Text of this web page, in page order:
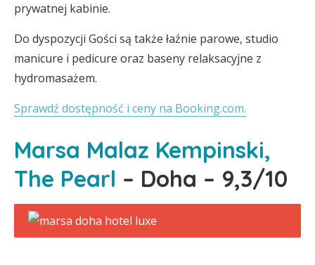
prywatnej kabinie.
Do dyspozycji Gości są także łaźnie parowe, studio
manicure i pedicure oraz baseny relaksacyjne z
hydromasażem.
Sprawdź dostępność i ceny na Booking.com.
Marsa Malaz Kempinski,
The Pearl – Doha – 9,3/10